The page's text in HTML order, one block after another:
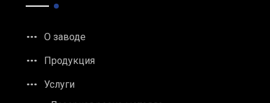
О заводе
Продукция
Услуги